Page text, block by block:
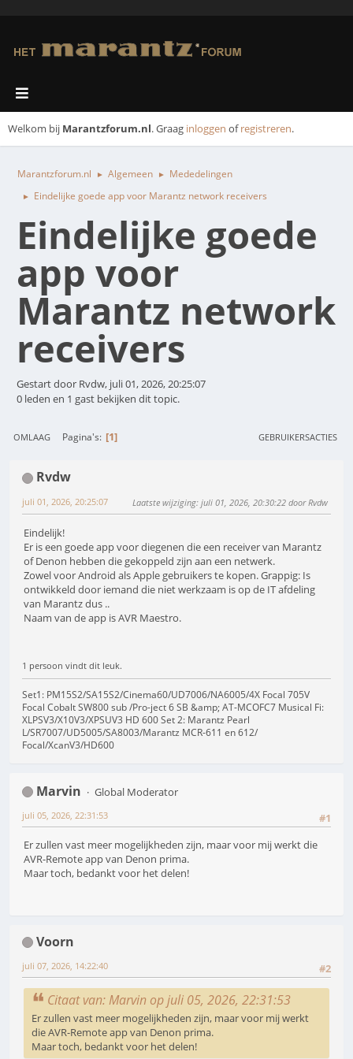
Welkom bij Marantzforum.nl. Graag inloggen ofregistreren.
Marantzforum.nl ► Algemeen ► Mededelingen
► Eindelijke goede app voor Marantz network receivers
Eindelijke goede
app voor
Marantz network
receivers
Gestart door Rvdw, juli 01, 2026, 20:25:07
0 leden en 1 gast bekijken dit topic.
OMLAAG Pagina's 1 GEBRUIKERSACTIES
Rvdw
juli 01, 2026, 20:25:07 Laatste wijziging: juli 01, 2026, 20:30:22 door Rvdw
Eindelijk!
Er is een goede app voor diegenen die een receiver van Marantz
of Denon hebben die gekoppeld zijn aan een netwerk.
Zowel voor Android als Apple gebruikers te kopen. Grappig: Is
ontwikkeld door iemand die niet werkzaam is op de IT afdeling
van Marantz dus ..
Naam van de app is AVR Maestro.
1 persoon vindt dit leuk.
Set1: PM15S2/SA15S2/Cinema60/UD7006/NA6005/4X Focal 705V
Focal Cobalt SW800 sub /Pro-ject 6 SB &amp; AT-MCOFC7 Musical Fi:
XLPSV3/X10V3/XPSUV3 HD 600 Set 2: Marantz Pearl
L/SR7007/UD5005/SA8003/Marantz MCR-611 en 612/
Focal/XcanV3/HD600
Marvin
Global Moderator
#1
juli 05, 2026, 22:31:53
Er zullen vast meer mogelijkheden zijn, maar voor mij werkt die
AVR-Remote app van Denon prima.
Maar toch, bedankt voor het delen!
Voorn
#2
juli 07, 2026, 14:22:40
Citaat van: Marvin op juli 05, 2026, 22:31:53
Er zullen vast meer mogelijkheden zijn, maar voor mij werkt
die AVR-Remote app van Denon prima.
Maar toch, bedankt voor het delen!